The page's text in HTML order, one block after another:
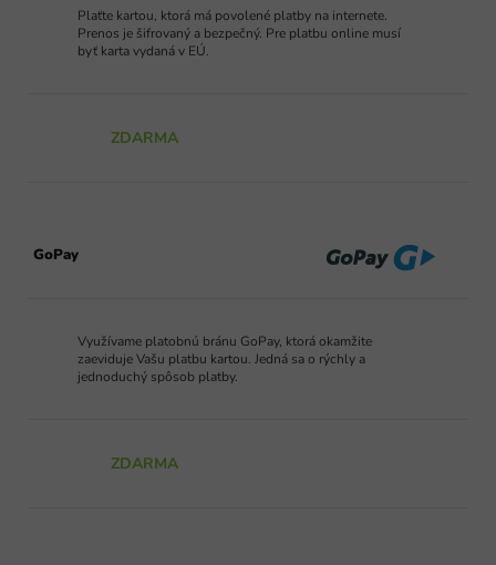
Plaťte kartou, ktorá má povolené platby na internete.
Prenos je šifrovaný a bezpečný. Pre platbu online musí
byť karta vydaná v EÚ.
ZDARMA
GoPay
Využívame platobnú bránu GoPay, ktorá okamžite
zaeviduje Vašu platbu kartou. Jedná sa o rýchly a
jednoduchý spôsob platby.
ZDARMA